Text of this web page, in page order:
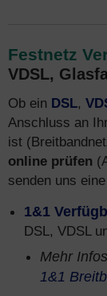
Festnetz
VDSL,
Ob ein DSL,
Anschluss an
ist
online prüfen
senden uns eine
1&1
DSL, VDSL
Mehr
1&1